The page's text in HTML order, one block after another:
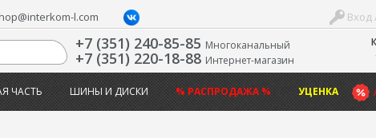
Вход
l.com
+7 (351) 240-85-85 Многоканальный
+7 (351) 220-18-88 Интернет-магазин
ЧАСТЬ ШИНЫ И ДИСКИ % РАСПРОДАЖА % УЦЕНКА